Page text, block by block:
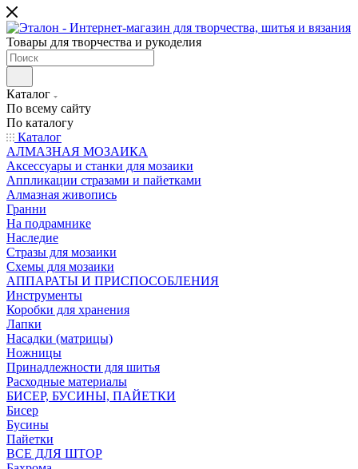
Товары для творчества и рукоделия
Каталог
По всему сайту
По каталогу
Каталог
АЛМАЗНАЯ МОЗАИКА
Аксессуары и станки для мозаики
Аппликации стразами и пайетками
Алмазная живопись
Гранни
На подрамнике
Наследие
Стразы для мозаики
Схемы для мозаики
АППАРАТЫ И ПРИСПОСОБЛЕНИЯ
Инструменты
Коробки для хранения
Лапки
Насадки (матрицы)
Ножницы
Принадлежности для шитья
Расходные материалы
БИСЕР, БУСИНЫ, ПАЙЕТКИ
Бисер
Бусины
Пайетки
ВСЕ ДЛЯ ШТОР